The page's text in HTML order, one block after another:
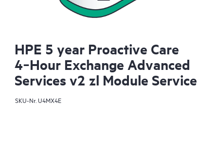
HPE 5 year Proactive Care
4‑Hour Exchange Advanced
Services v2 zl Module Service
SKU-Nr. U4MX4E